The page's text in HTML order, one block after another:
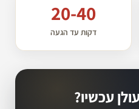
20-40
דקות עד הגעה
עכשיו?